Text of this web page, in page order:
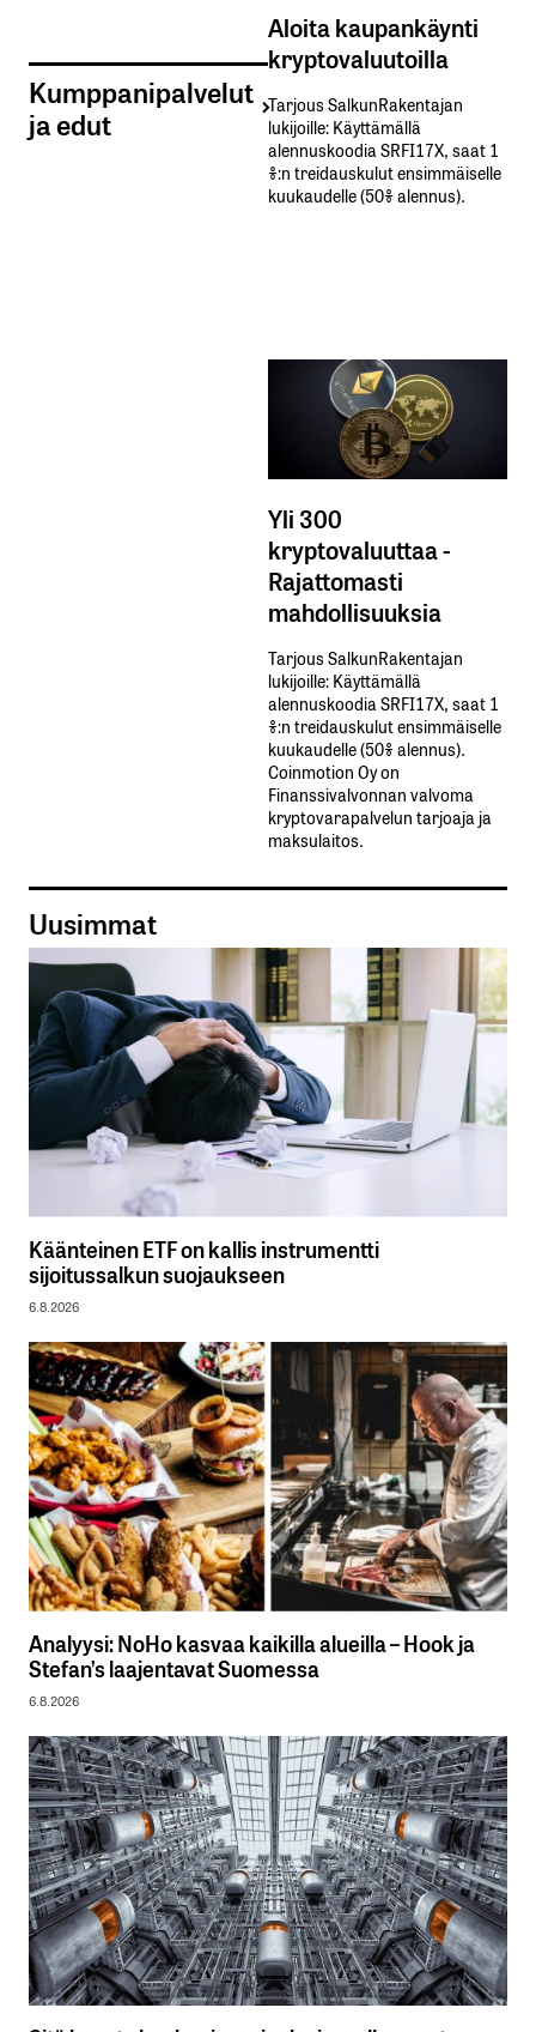
Kumppanipalvelut
ja edut
Aloita kaupankäynti
kryptovaluutoilla
Tarjous SalkunRakentajan
lukijoille: Käyttämällä​ ​
alennuskoodia​ ​SRFI17X,​ ​saat​ ​1
%:n treidauskulut​ ​ensimmäiselle​ ​
kuukaudelle​ ​(50%​ ​alennus).
Yli 300
kryptovaluuttaa -
Rajattomasti
mahdollisuuksia
Tarjous SalkunRakentajan
lukijoille: Käyttämällä​ ​
alennuskoodia​ ​SRFI17X,​ ​saat​ ​1
%:n treidauskulut​ ​ensimmäiselle​ ​
kuukaudelle​ ​(50%​ ​alennus).
Coinmotion Oy on
Finanssivalvonnan valvoma
kryptovarapalvelun tarjoaja ja
maksulaitos.
Uusimmat
Käänteinen ETF on kallis instrumentti
sijoitussalkun suojaukseen
6.8.2026
Analyysi: NoHo kasvaa kaikilla alueilla – Hook ja
Stefan’s laajentavat Suomessa
6.8.2026